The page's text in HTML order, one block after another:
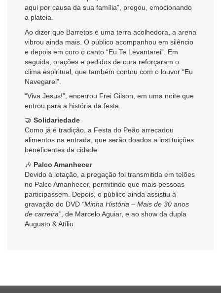
aqui por causa da sua família”, pregou, emocionando
a plateia.
Ao dizer que Barretos é uma terra acolhedora, a arena
vibrou ainda mais. O público acompanhou em silêncio
e depois em coro o canto “Eu Te Levantarei”. Em
seguida, orações e pedidos de cura reforçaram o
clima espiritual, que também contou com o louvor “Eu
Navegarei”.
“Viva Jesus!”, encerrou Frei Gilson, em uma noite que
entrou para a história da festa.
🤝 Solidariedade
Como já é tradição, a Festa do Peão arrecadou
alimentos na entrada, que serão doados a instituições
beneficentes da cidade.
🎶 Palco Amanhecer
Devido à lotação, a pregação foi transmitida em telões
no Palco Amanhecer, permitindo que mais pessoas
participassem. Depois, o público ainda assistiu à
gravação do DVD “Minha História – Mais de 30 anos
de carreira” , de Marcelo Aguiar, e ao show da dupla
Augusto & Atílio.